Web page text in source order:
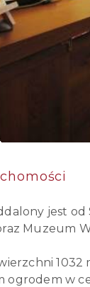
jest od
Muzeum
ogrodem w